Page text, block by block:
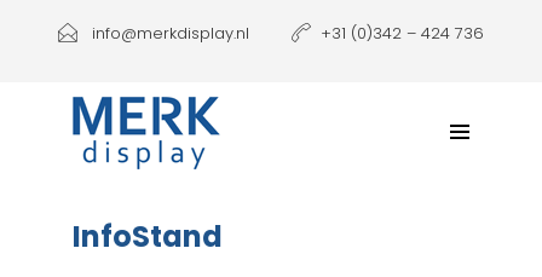
Producten
Klantbeleving
info@merkdisplay.nl +31 (0)342 – 424 736
InfoStand